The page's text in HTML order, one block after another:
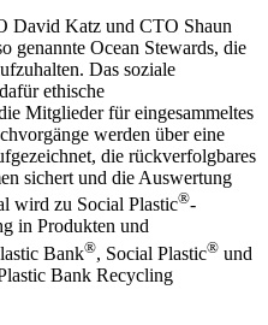
David Katz und CTO Shaun
genannte Ocean Stewards, die
Das soziale
ethische
Mitglieder für eingesammeltes
werden über eine
die rückverfolgbares
sichert und die Auswertung
wird zu Social Plastic®-
in Produkten und
Bank®, Social Plastic® und
Bank Recycling